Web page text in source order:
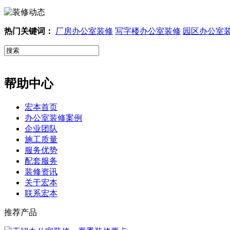
热门关键词： 厂房办公室装修 写字楼办公室装修 园区办公室
帮助中心
宏本首页
办公室装修案例
企业团队
施工质量
服务优势
配套服务
装修资讯
关于宏本
联系宏本
推荐产品